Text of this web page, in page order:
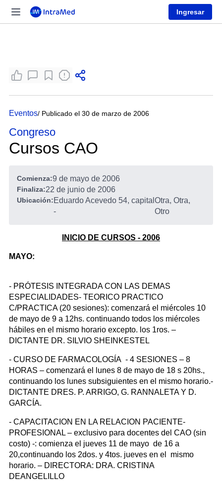
Ingresar
Eventos/ Publicado el 30 de marzo de 2006
Congreso
Cursos CAO
Comienza:9 de mayo de 2006
Finaliza:22 de junio de 2006
Ubicación:Eduardo Acevedo 54, capital
-
Otra, Otra,
Otro
INICIO DE CURSOS - 2006
MAYO:
- PRÓTESIS INTEGRADA CON LAS DEMAS
ESPECIALIDADES- TEORICO PRACTICO
C/PRACTICA (20 sesiones): comenzará el miércoles 10
de mayo de 9 a 12hs. continuando todos los miércoles
hábiles en el mismo horario excepto. los 1ros. –
DICTANTE DR. SILVIO SHEINKESTEL
- CURSO DE FARMACOLOGÍA - 4 SESIONES – 8
HORAS – comenzará el lunes 8 de mayo de 18 s 20hs.,
continuando los lunes subsiguientes en el mismo horario.-
DICTANTE DRES. P. ARRIGO, G. RANNALETA Y D.
GARCÍA.
- CAPACITACION EN LA RELACION PACIENTE-
PROFESIONAL – exclusivo para docentes del CAO (sin
costo) -: comienza el jueves 11 de mayo de 16 a
20,continuando los 2dos. y 4tos. jueves en el mismo
horario. – DIRECTORA: DRA. CRISTINA
DEANGELILLO